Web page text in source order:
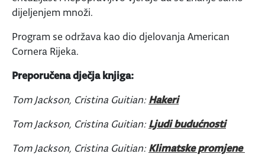
dijeljenjem množi.
Program se održava kao dio djelovanja American
Cornera Rijeka.
Preporučena dječja knjiga:
Tom Jackson, Cristina Guitian:Hakeri
Tom Jackson, Cristina Guitian:Ljudi budućnosti
Tom Jackson, Cristina Guitian:Klimatske promjene